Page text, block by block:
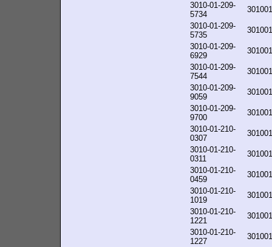
3010-01-209-
5734
3010-01-209-
5735
3010-01-209-
6929
3010-01-209-
7544
3010-01-209-
9059
3010-01-209-
9700
3010-01-210-
0307
3010-01-210-
0311
3010-01-210-
0459
3010-01-210-
1019
3010-01-210-
1221
3010-01-210-
1227